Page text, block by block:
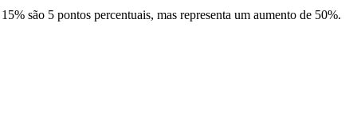
são 5 pontos percentuais, mas representa um aumento de 50%.